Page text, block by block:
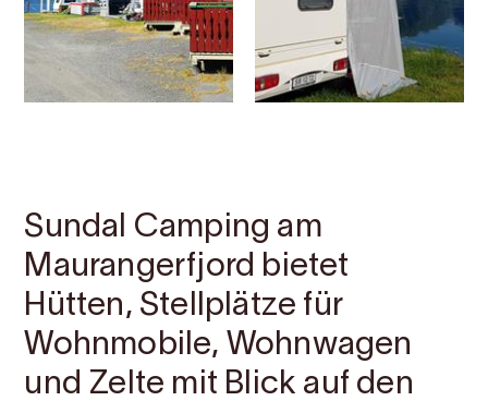
Sundal Camping am
Maurangerfjord bietet
Hütten, Stellplätze für
Wohnmobile, Wohnwagen
und Zelte mit Blick auf den